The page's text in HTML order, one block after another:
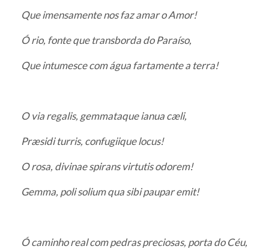
Que imensamente nos faz amar o Amor!
Ó rio, fonte que transborda do Paraíso,
Que intumesce com água fartamente a terra!
O via regalis, gemmataque ianua cæli,
Præsidi turris, confugiique locus!
O rosa, divinae spirans virtutis odorem!
Gemma, poli solium qua sibi paupar emit!
Ó caminho real com pedras preciosas, porta do Céu,